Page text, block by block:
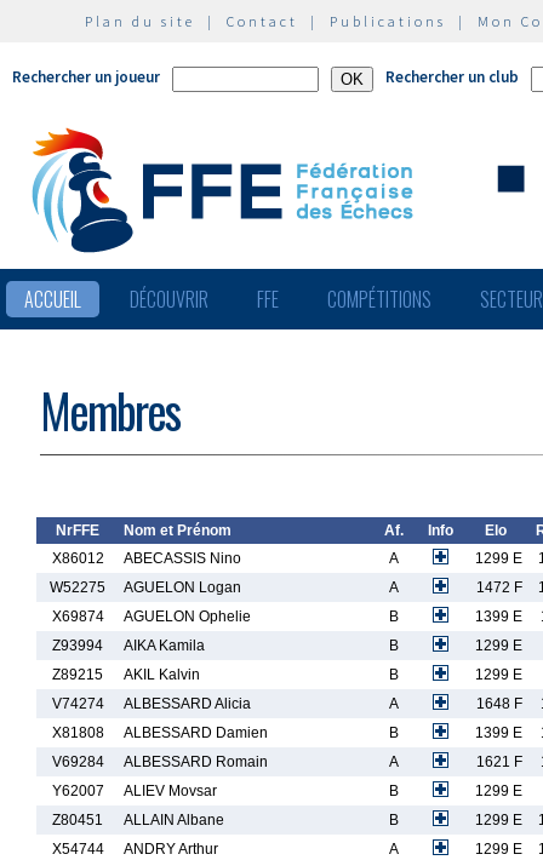
Plan du site | Contact | Publications | Mon
Rechercher un joueur Rechercher un club
ACCUEIL DÉCOUVRIR FFE COMPÉTITIONS
Membres
NrFFE Nom et Prénom Af. Info Elo
X86012
ABECASSIS Nino A 1299 E
W52275
AGUELON Logan A 1472 F
X69874
AGUELON Ophelie B 1399 E
Z93994
AIKA Kamila B
1299 E
Z89215
AKIL Kalvin B
1299 E
V74274
ALBESSARD Alicia A 1648 F
X81808
ALBESSARD Damien B 1399 E
V69284
ALBESSARD Romain A 1621 F
Y62007
ALIEV Movsar B
1299 E
Z80451
ALLAIN Albane B 1299 E
X54744
ANDRY Arthur A 1299 E